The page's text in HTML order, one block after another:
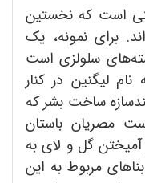
است که نخستین
برای نمونه، یک
سلولزی است
لیگنین در کنار
ساخت بشر که
مصریان باستان
گل و لای به
مربوط به این